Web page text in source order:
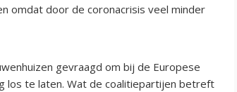
omdat door de coronacrisis veel minder
gevraagd om bij de Europese
los te laten. Wat de coalitiepartijen betreft